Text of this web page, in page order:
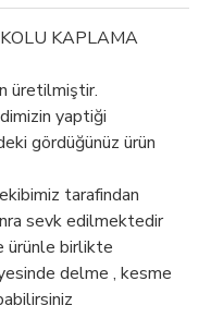
KAPLAMA
üretilmiştir.
yaptiği
gördüğünüz ürün
tarafindan
sevk edilmektedir
ürünle birlikte
delme , kesme